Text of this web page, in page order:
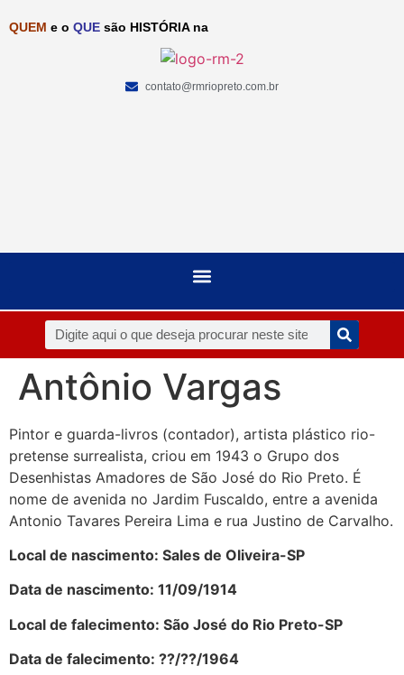
QUEM e o QUE são HISTÓRIA na
contato@rmriopreto.com.br
Antônio Vargas
Pintor e guarda-livros (contador), artista plástico rio-
pretense surrealista, criou em 1943 o Grupo dos
Desenhistas Amadores de São José do Rio Preto. É
nome de avenida no Jardim Fuscaldo, entre a avenida
Antonio Tavares Pereira Lima e rua Justino de Carvalho.
Local de nascimento: Sales de Oliveira-SP
Data de nascimento: 11/09/1914
Local de falecimento: São José do Rio Preto-SP
Data de falecimento: ??/??/1964